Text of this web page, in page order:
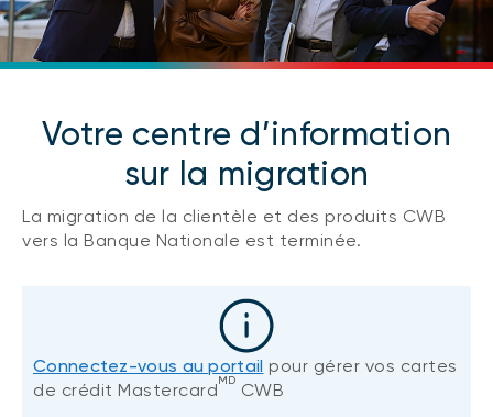
Votre centre d’information
sur la migration
La migration de la clientèle et des produits CWB
vers la Banque Nationale est terminée.
Connectez-vous au portail pour gérer vos cartes
de crédit MastercardMD CWB